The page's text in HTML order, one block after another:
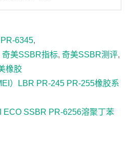
6345,
奇美SSBR指标, 奇美SSBR测评,
橡胶
）LBR PR-245 PR-255橡胶系
ECO SSBR PR-6256溶聚丁苯